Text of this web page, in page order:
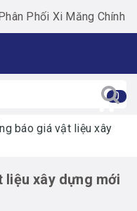
0
báo giá vật liệu xây
liệu xây dựng mới